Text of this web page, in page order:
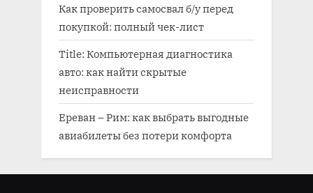
Как проверить самосвал б/у перед
покупкой: полный чек-лист
Title: Компьютерная диагностика
авто: как найти скрытые
неисправности
Ереван – Рим: как выбрать выгодные
авиабилеты без потери комфорта